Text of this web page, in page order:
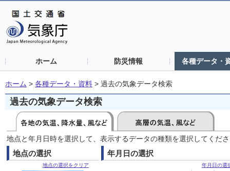
ホーム 防災情報 各種データ・
ホーム > 各種データ・資料 > 過去の気象データ検索
過去の気象データ検索
地点と年月日時を選択して、表示するデータの種類を選択してくだ
地点の選択
地点の選択をクリア
年月日の選択
年月日の選